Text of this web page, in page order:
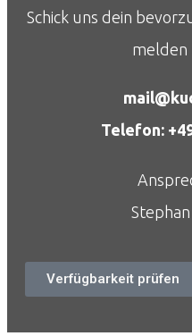
Schick uns dein
melden
Telefon:
Verfügbarkeit prüfen